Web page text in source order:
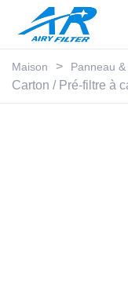
Maison > Panneau
Carton / Pré-filtre à